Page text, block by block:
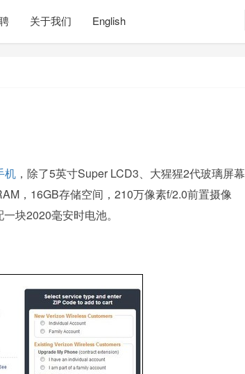
关于我们 English
机 ，除了5英寸Super LCD3、大猩猩2代玻璃屏幕
，16GB存储空间，210万像素f/2.0前置摄像
块2020毫安时电池。